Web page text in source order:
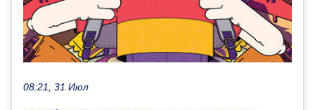
08:21, 31 Июл